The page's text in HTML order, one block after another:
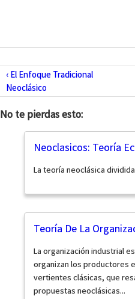
‹ El Enfoque Tradicional
Neoclásico
No te pierdas esto:
Neoclasicos: Teoría
La teoría neoclásica
Teoría De La
La organización industrial
organizan los productores
vertientes clásicas, que
propuestas neoclásicas...